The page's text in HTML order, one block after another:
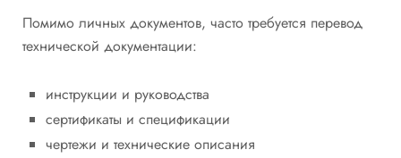
Помимо личных документов, часто требуется перевод
технической документации:
инструкции и руководства
сертификаты и спецификации
чертежи и технические описания